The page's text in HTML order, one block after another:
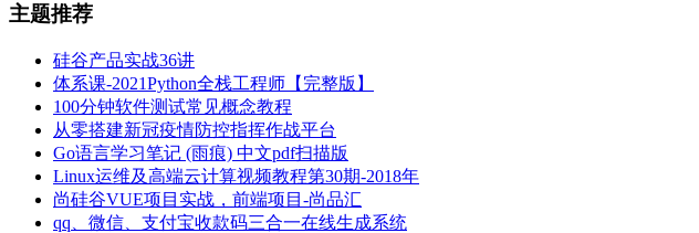
主题推荐
硅谷产品实战36讲
体系课-2021Python全栈工程师【完整版】
100分钟软件测试常见概念教程
从零搭建新冠疫情防控指挥作战平台
Go语言学习笔记 (雨痕) 中文pdf扫描版
Linux运维及高端云计算视频教程第30期-2018年
尚硅谷VUE项目实战，前端项目-尚品汇
qq、微信、支付宝收款码三合一在线生成系统